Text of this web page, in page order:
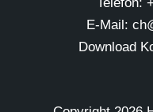
Telefon:
E-Mail:
Download